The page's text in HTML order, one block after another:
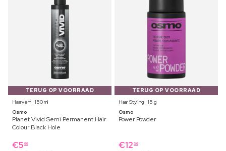
TERUG OP VOORRAAD
Haarverf ⋅ 150 ml
Osmo
Planet Vivid Semi Permanent Hair
Colour Black Hole
€5 99
TERUG OP VOORRAAD
Haar Styling ⋅ 15 g
Osmo
Power Powder
€12 39